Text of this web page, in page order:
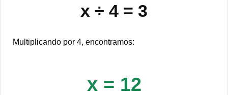
x ÷ 4 = 3
Multiplicando por 4, encontramos:
x = 12